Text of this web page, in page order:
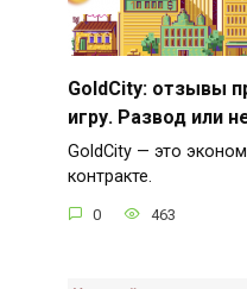
GoldCity: отзывы
игру. Развод или
GoldCity — это
контракте.
0 463